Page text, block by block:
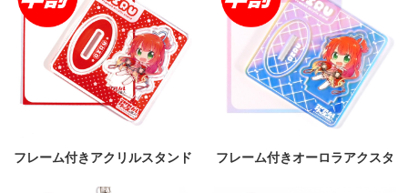
フレーム付きアクリルスタンド フレーム付きオーロラアクスタ